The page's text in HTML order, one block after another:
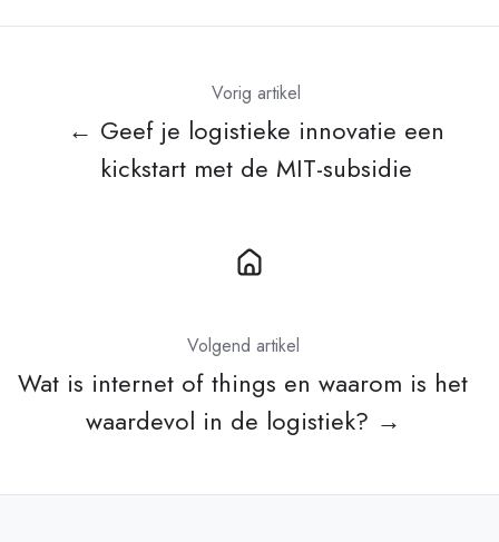
Vorig artikel
← Geef je logistieke innovatie een
kickstart met de MIT-subsidie
Volgend artikel
Wat is internet of things en waarom is het
waardevol in de logistiek? →